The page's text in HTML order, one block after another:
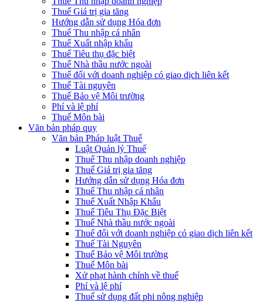
Thuế Giá trị gia tăng
Hướng dẫn sử dụng Hóa đơn
Thuế Thu nhập cá nhân
Thuế Xuất nhập khẩu
Thuế Tiêu thụ đặc biệt
Thuế Nhà thầu nước ngoài
Thuế đối với doanh nghiệp có giao dịch liên kết
Thuế Tài nguyên
Thuế Bảo vệ Môi trường
Phí và lệ phí
Thuế Môn bài
Văn bản pháp quy
Văn bản Pháp luật Thuế
Luật Quản lý Thuế
Thuế Thu nhập doanh nghiệp
Thuế Giá trị gia tăng
Hướng dẫn sử dụng Hóa đơn
Thuế Thu nhập cá nhân
Thuế Xuất Nhập Khẩu
Thuế Tiêu Thụ Đặc Biệt
Thuế Nhà thầu nước ngoài
Thuế đối với doanh nghiệp có giao dịch liên kết
Thuế Tài Nguyên
Thuế Bảo vệ Môi trường
Thuế Môn bài
Xử phạt hành chính về thuế
Phí và lệ phí
Thuế sử dụng đất phi nông nghiệp